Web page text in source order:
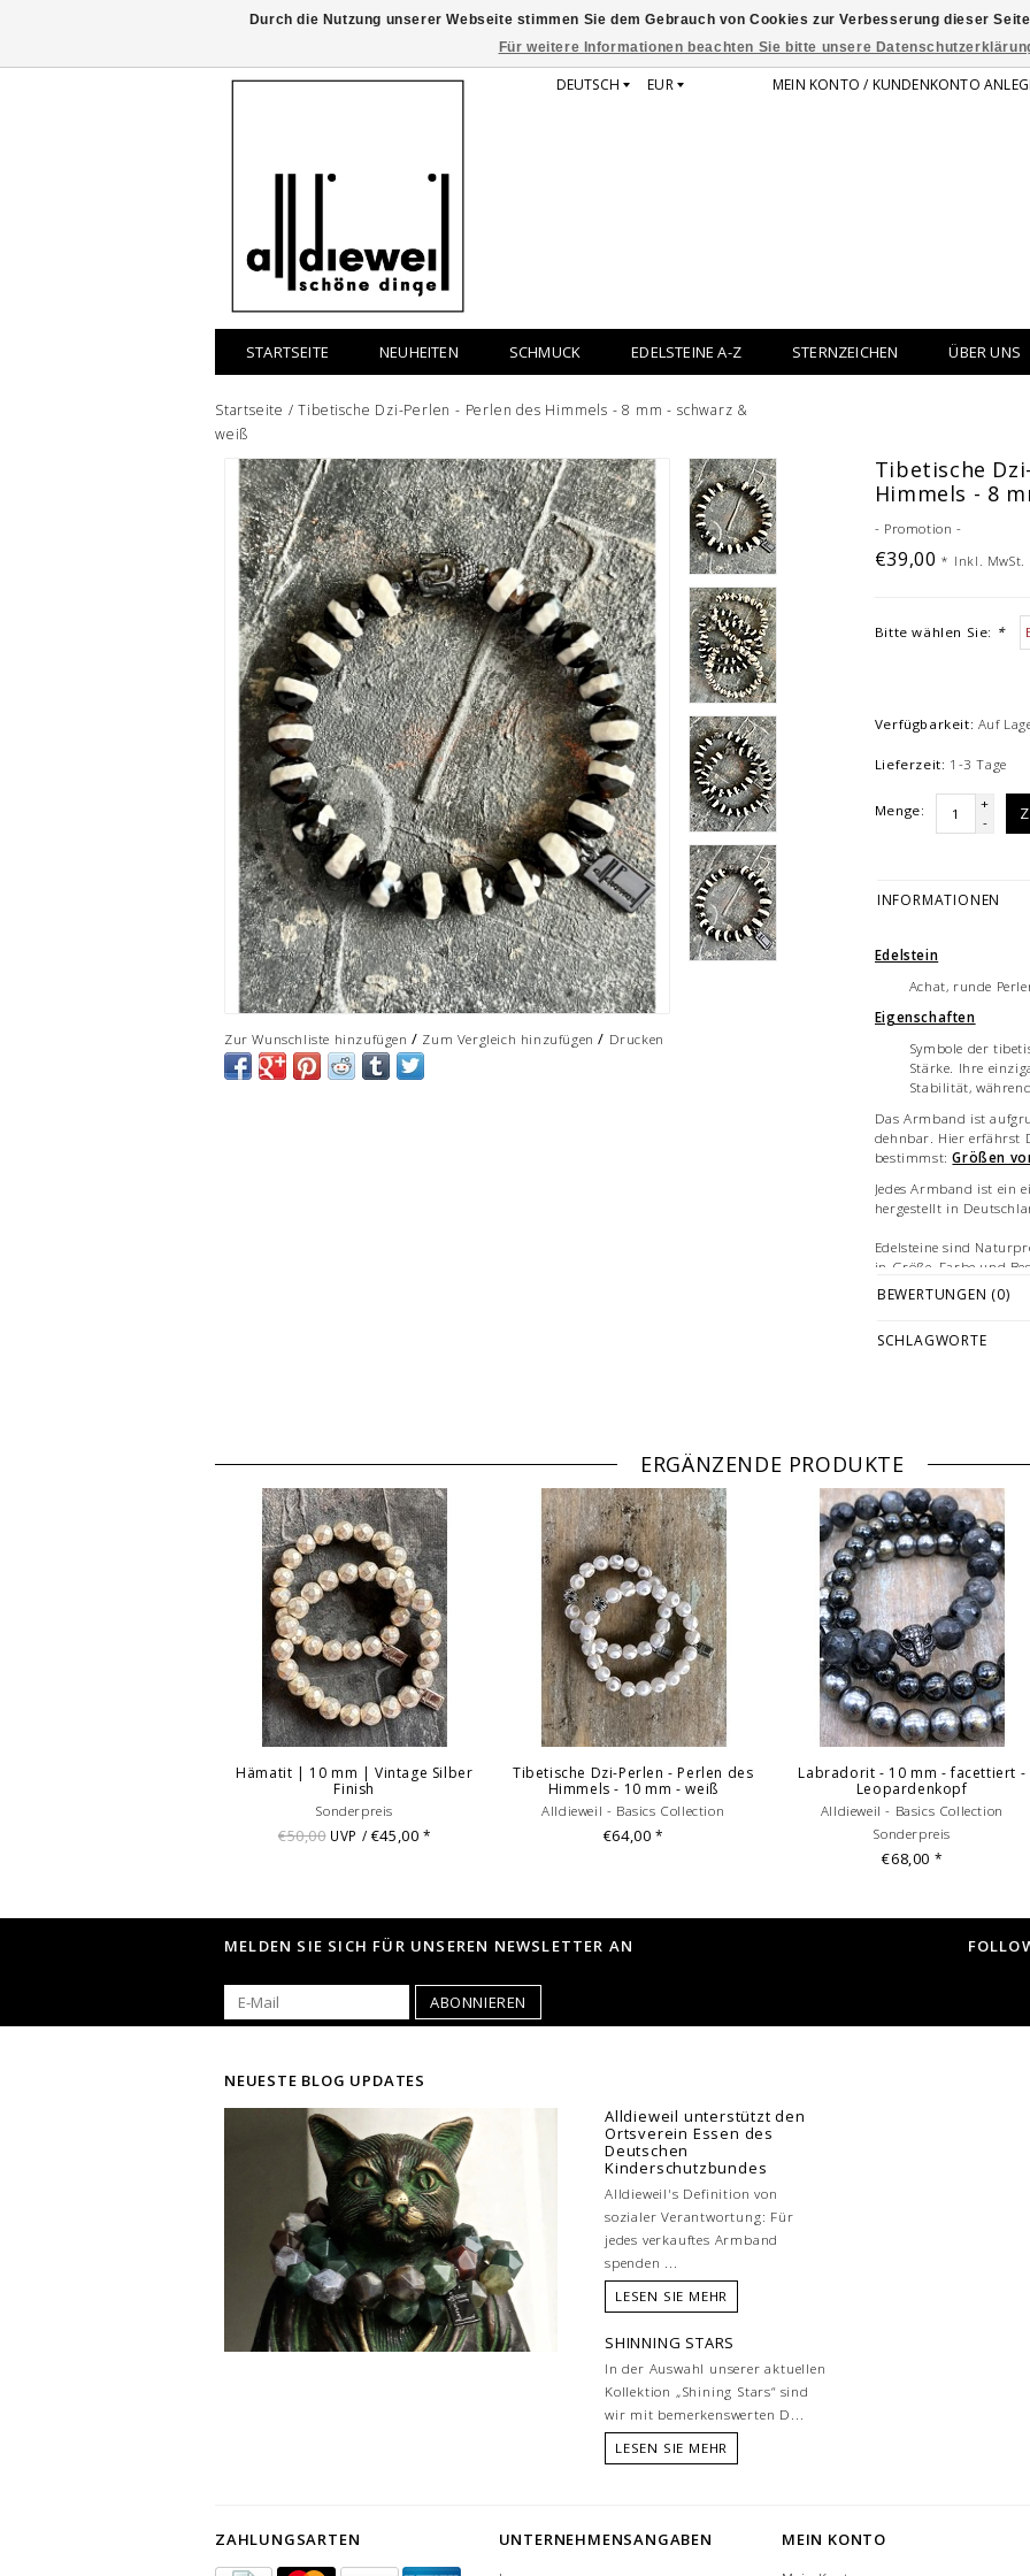
DEUTSCH EUR MEIN KONTO / KUNDENKONTO
STARTSEITE NEUHEITEN SCHMUCK EDELSTEINE A-Z STERNZEICHEN ÜBER UNS
Startseite /Tibetische Dzi-Perlen - Perlen des Himmels - 8 mm - schwarz &
weiß
Zur Wunschliste hinzufügen / Zum Vergleich hinzufügen / Drucken
Tibetische
Himmels - 8
- Promotion -
€39,00* Inkl. MwSt.
Bitte wählen Sie: *
Verfügbarkeit: Auf
Lieferzeit: 1-3 Tage
Menge:
+
-
INFORMATIONEN
Edelstein
Achat, runde
Eigenschaften
Symbole der
Stärke. Ihre
Stabilität,
Das Armband ist
dehnbar. Hier erfährst
bestimmst:Größen
Jedes Armband ist ein
hergestellt in
Edelsteine sind
in Größe, Farbe und
Vermarktung und sind
BEWERTUNGEN (0)
SCHLAGWORTE
ERGÄNZENDE PRODUKTE
Hämatit | 10 mm | Vintage Silber
Finish
Sonderpreis
€50,00 UVP / €45,00 *
Tibetische Dzi-Perlen - Perlen des
Himmels - 10 mm - weiß
Alldieweil - Basics Collection
€64,00*
Labradorit - 10 mm - facettiert -
Leopardenkopf
Alldieweil - Basics Collection
Sonderpreis
€68,00 *
Durch die Nutzung unserer Webseite stimmen Sie dem Gebrauch von Cookies zur Verbesserung dieser
Für weitere Informationen beachten Sie bitte unsere
MELDEN SIE SICH FÜR UNSEREN NEWSLETTER AN
ABONNIEREN
NEUESTE BLOG UPDATES
Alldieweil unterstützt den
Ortsverein Essen des
Deutschen
Kinderschutzbundes
Alldieweil's Definition von
sozialer Verantwortung: Für
jedes verkauftes Armband
spenden ...
LESEN SIE MEHR
SHINNING STARS
In der Auswahl unserer aktuellen
Kollektion „Shining Stars“ sind
wir mit bemerkenswerten D...
LESEN SIE MEHR
ZAHLUNGSARTEN UNTERNEHMENSANGABEN MEIN KONTO